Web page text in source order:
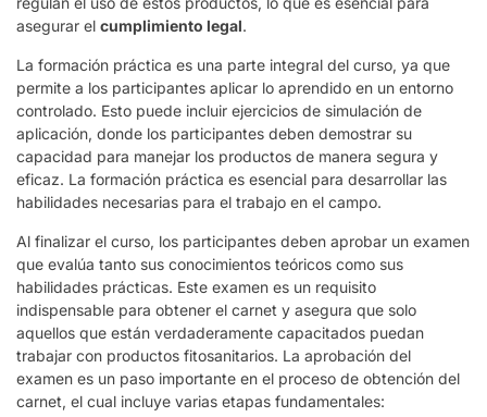
asegurar el cumplimiento legal.
La formación práctica es una parte integral del curso, ya que
permite a los participantes aplicar lo aprendido en un entorno
controlado. Esto puede incluir ejercicios de simulación de
aplicación, donde los participantes deben demostrar su
capacidad para manejar los productos de manera segura y
eficaz. La formación práctica es esencial para desarrollar las
habilidades necesarias para el trabajo en el campo.
Al finalizar el curso, los participantes deben aprobar un examen
que evalúa tanto sus conocimientos teóricos como sus
habilidades prácticas. Este examen es un requisito
indispensable para obtener el carnet y asegura que solo
aquellos que están verdaderamente capacitados puedan
trabajar con productos fitosanitarios. La aprobación del
examen es un paso importante en el proceso de obtención del
carnet, el cual incluye varias etapas fundamentales: